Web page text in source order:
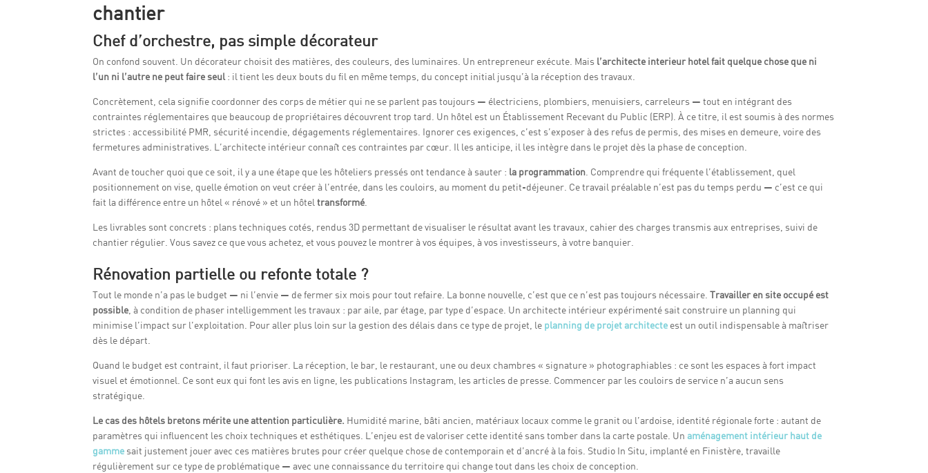
chantier
Chef d’orchestre, pas simple décorateur
On confond souvent. Un décorateur choisit des matières, des couleurs, des luminaires. Un entrepreneur exécute. Mais l’architecte interieur hotel fait quelque chose que ni
l’un ni l’autre ne peut faire seul : il tient les deux bouts du fil en même temps, du concept initial jusqu’à la réception des travaux.
Concrètement, cela signifie coordonner des corps de métier qui ne se parlent pas toujours — électriciens, plombiers, menuisiers, carreleurs — tout en intégrant des
contraintes réglementaires que beaucoup de propriétaires découvrent trop tard. Un hôtel est un Établissement Recevant du Public (ERP). À ce titre, il est soumis à des normes
strictes : accessibilité PMR, sécurité incendie, dégagements réglementaires. Ignorer ces exigences, c’est s’exposer à des refus de permis, des mises en demeure, voire des
fermetures administratives. L’architecte intérieur connaît ces contraintes par cœur. Il les anticipe, il les intègre dans le projet dès la phase de conception.
Avant de toucher quoi que ce soit, il y a une étape que les hôteliers pressés ont tendance à sauter : la programmation . Comprendre qui fréquente l’établissement, quel
positionnement on vise, quelle émotion on veut créer à l’entrée, dans les couloirs, au moment du petit-déjeuner. Ce travail préalable n’est pas du temps perdu — c’est ce qui
fait la différence entre un hôtel « rénové » et un hôteltransformé
Les livrables sont concrets : plans techniques cotés, rendus 3D permettant de visualiser le résultat avant les travaux, cahier des charges transmis aux entreprises, suivi de
chantier régulier. Vous savez ce que vous achetez, et vous pouvez le montrer à vos équipes, à vos investisseurs, à votre banquier.
Rénovation partielle ou refonte totale ?
Tout le monde n’a pas le budget — ni l’envie — de fermer six mois pour tout refaire. La bonne nouvelle, c’est que ce n’est pas toujours nécessaire.Travailler en site occupé est
possible , à condition de phaser intelligemment les travaux : par aile, par étage, par type d’espace. Un architecte intérieur expérimenté sait construire un planning qui
minimise l’impact sur l’exploitation. Pour aller plus loin sur la gestion des délais dans ce type de projet, le planning de projet architecte est un outil indispensable à maîtriser
dès le départ.
Quand le budget est contraint, il faut prioriser. La réception, le bar, le restaurant, une ou deux chambres « signature » photographiables : ce sont les espaces à fort impact
visuel et émotionnel. Ce sont eux qui font les avis en ligne, les publications Instagram, les articles de presse. Commencer par les couloirs de service n’a aucun sens
stratégique.
Le cas des hôtels bretons mérite une attention particulière. Humidité marine, bâti ancien, matériaux locaux comme le granit ou l’ardoise, identité régionale forte : autant de
paramètres qui influencent les choix techniques et esthétiques. L’enjeu est de valoriser cette identité sans tomber dans la carte postale. Unaménagement intérieur haut de
gamme sait justement jouer avec ces matières brutes pour créer quelque chose de contemporain et d’ancré à la fois. Studio In Situ, implanté en Finistère, travaille
régulièrement sur ce type de problématique — avec une connaissance du territoire qui change tout dans les choix de conception.